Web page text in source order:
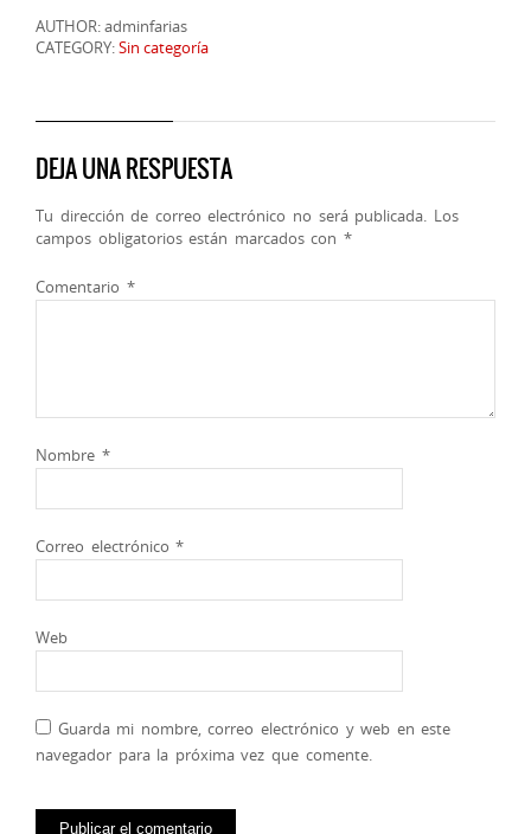
AUTHOR: adminfarias
CATEGORY:Sin categoría
DEJA UNA RESPUESTA
Tu dirección de correo electrónico no será publicada. Los
campos obligatorios están marcados con *
Comentario *
Nombre *
Correo electrónico*
Web
Guarda mi nombre, correo electrónico y web en este
navegador para la próxima vez que comente.